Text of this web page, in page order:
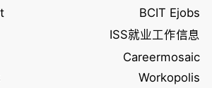
BCIT Ejobs
ISS就业工作信息
Careermosaic
Workopolis